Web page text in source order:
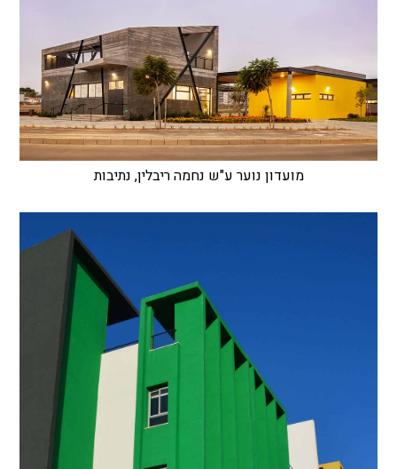
מועדון נוער ע"ש נחמה ריבלין, נתיבות